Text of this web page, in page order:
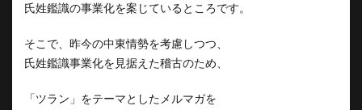
氏姓鑑識の事業化を案じているところです。
そこで、昨今の中東情勢を考慮しつつ、
氏姓鑑識事業化を見据えた稽古のため、
「ツラン」をテーマとしたメルマガを